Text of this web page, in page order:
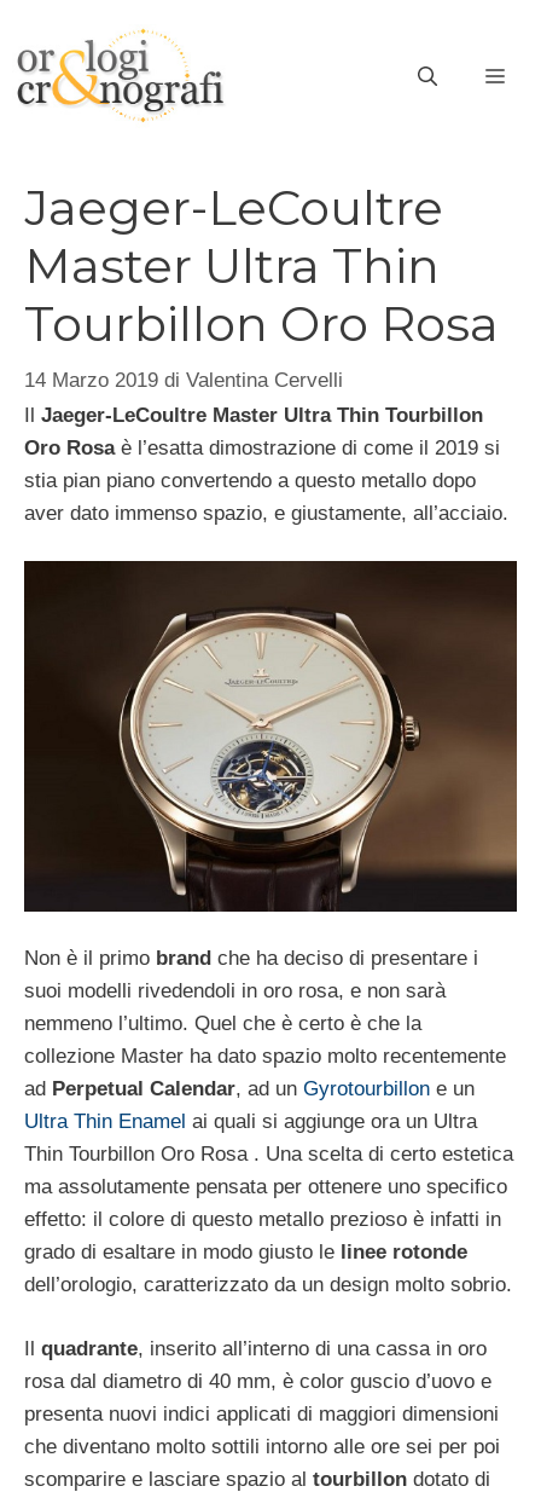
contenuto
Jaeger-LeCoultre
Master Ultra Thin
Tourbillon Oro Rosa
14 Marzo 2019 di Valentina Cervelli
Il Jaeger-LeCoultre Master Ultra Thin Tourbillon
Oro Rosaè l’esatta dimostrazione di come il 2019 si
stia pian piano convertendo a questo metallo dopo
aver dato immenso spazio, e giustamente, all’acciaio.
Non è il primo brand che ha deciso di presentare i
suoi modelli rivedendoli in oro rosa, e non sarà
nemmeno l’ultimo. Quel che è certo è che la
collezione Master ha dato spazio molto recentemente
ad Perpetual Calendar, ad un Gyrotourbillon e un
Ultra Thin Enamel ai quali si aggiunge ora un Ultra
Thin Tourbillon Oro Rosa . Una scelta di certo estetica
ma assolutamente pensata per ottenere uno specifico
effetto: il colore di questo metallo prezioso è infatti in
grado di esaltare in modo giusto le linee rotonde
dell’orologio, caratterizzato da un design molto sobrio.
Il quadrante, inserito all’interno di una cassa in oro
rosa dal diametro di 40 mm, è color guscio d’uovo e
presenta nuovi indici applicati di maggiori dimensioni
che diventano molto sottili intorno alle ore sei per poi
scomparire e lasciare spazio al tourbillon dotato di